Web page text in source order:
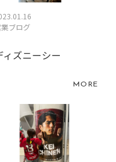
ブログ
ィズニーシー
MORE